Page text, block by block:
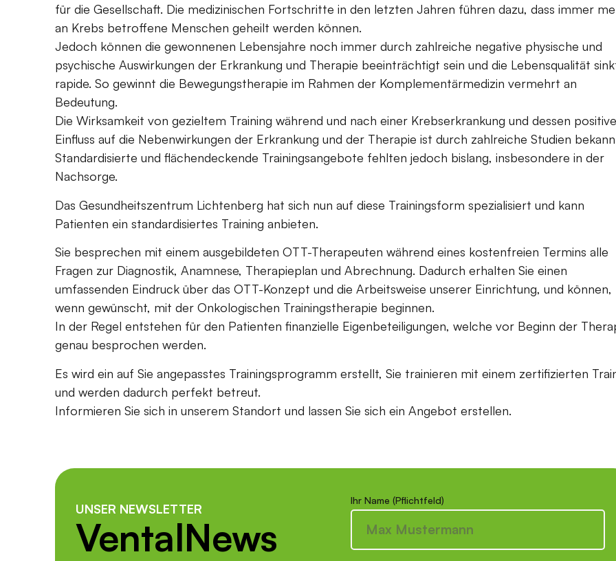
für die Gesellschaft. Die medizinischen Fortschritte in den letzten Jahren führen dazu, dass immer
an Krebs betroffene Menschen geheilt werden können.
Jedoch können die gewonnenen Lebensjahre noch immer durch zahlreiche negative physische und
psychische Auswirkungen der Erkrankung und Therapie beeinträchtigt sein und die Lebensqualität
rapide. So gewinnt die Bewegungstherapie im Rahmen der Komplementärmedizin vermehrt an
Bedeutung.
Die Wirksamkeit von gezieltem Training während und nach einer Krebserkrankung und dessen
Einfluss auf die Nebenwirkungen der Erkrankung und der Therapie ist durch zahlreiche Studien
Standardisierte und flächendeckende Trainingsangebote fehlten jedoch bislang, insbesondere in der
Nachsorge.
Das Gesundheitszentrum Lichtenberg hat sich nun auf diese Trainingsform spezialisiert und kann
Patienten ein standardisiertes Training anbieten.
Sie besprechen mit einem ausgebildeten OTT-Therapeuten während eines kostenfreien Termins alle
Fragen zur Diagnostik, Anamnese, Therapieplan und Abrechnung. Dadurch erhalten Sie einen
umfassenden Eindruck über das OTT-Konzept und die Arbeitsweise unserer Einrichtung, und können,
wenn gewünscht, mit der Onkologischen Trainingstherapie beginnen.
In der Regel entstehen für den Patienten finanzielle Eigenbeteiligungen, welche vor Beginn der
genau besprochen werden.
Es wird ein auf Sie angepasstes Trainingsprogramm erstellt, Sie trainieren mit einem zertifizierten
und werden dadurch perfekt betreut.
Informieren Sie sich in unserem Standort und lassen Sie sich ein Angebot erstellen.
UNSER NEWSLETTER
VentalNews
Ihr Name (Pflichtfeld)